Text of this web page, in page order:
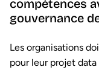
compétences
gouvernance
Les organisations
pour leur projet data